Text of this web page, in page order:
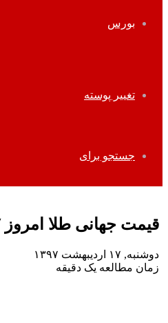
بورس
تغییر پوسته
جستجو برای
قیمت جهانی طلا امروز ۱۳۹۷/۰۲/۱۷
دوشنبه, ۱۷ اردیبهشت ۱۳۹۷
زمان مطالعه یک دقیقه